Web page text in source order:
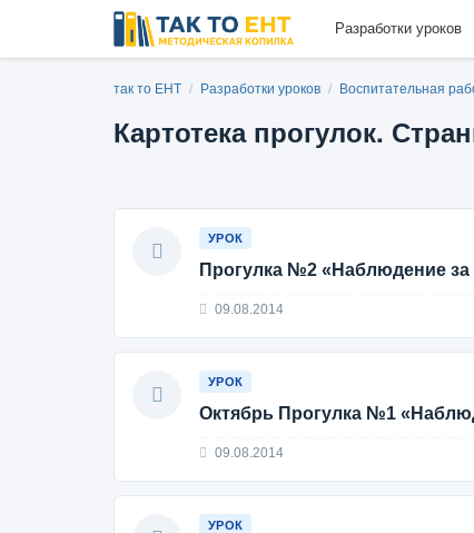
Разработки уроков
так то ЕНТ / Разработки уроков / Воспитательная
Картотека прогулок.
УРОК
Прогулка №2 «Наблюдение за
09.08.2014
УРОК
Октябрь Прогулка №1
09.08.2014
УРОК